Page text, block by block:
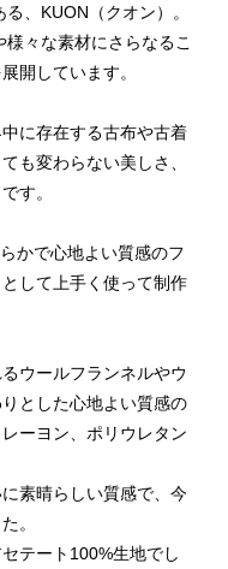
、KUON（クオン）。
々な素材にさらなるこ
開しています。
に存在する古布や古着
も変わらない美しさ、
す。
かで心地よい質感のフ
して上手く使って制作
ウールフランネルやウ
とした心地よい質感の
ーヨン、ポリウレタン
素晴らしい質感で、今
。
テート100%生地でし